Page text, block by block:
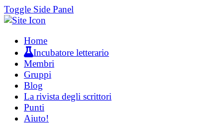
Toggle Side Panel
Home
Incubatore letterario
Membri
Gruppi
Blog
La rivista degli scrittori
Punti
Aiuto!